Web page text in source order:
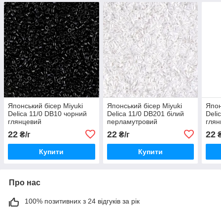
Японський бісер Miyuki
Delica 11/0 DB10 чорний
глянцевий
22 ₴/г
Купити
Японський бісер Miyuki
Delica 11/0 DB201 білий
перламутровий
22₴/г
Купити
22
Про нас
100% позитивних з 24 відгуків за рік